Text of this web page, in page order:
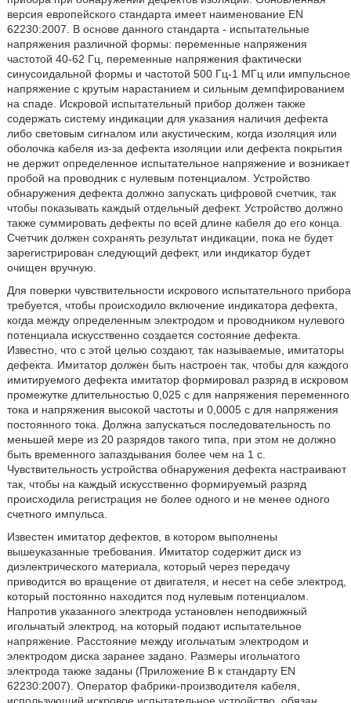
версия европейского стандарта имеет наименование EN
62230:2007. В основе данного стандарта - испытательные
напряжения различной формы: переменные напряжения
частотой 40-62 Гц, переменные напряжения фактически
синусоидальной формы и частотой 500 Гц-1 МГц или импульсное
напряжение с крутым нарастанием и сильным демпфированием
на спаде. Искровой испытательный прибор должен также
содержать систему индикации для указания наличия дефекта
либо световым сигналом или акустическим, когда изоляция или
оболочка кабеля из-за дефекта изоляции или дефекта покрытия
не держит определенное испытательное напряжение и возникает
пробой на проводник с нулевым потенциалом. Устройство
обнаружения дефекта должно запускать цифровой счетчик, так
чтобы показывать каждый отдельный дефект. Устройство должно
также суммировать дефекты по всей длине кабеля до его конца.
Счетчик должен сохранять результат индикации, пока не будет
зарегистрирован следующий дефект, или индикатор будет
очищен вручную.
Для поверки чувствительности искрового испытательного прибора
требуется, чтобы происходило включение индикатора дефекта,
когда между определенным электродом и проводником нулевого
потенциала искусственно создается состояние дефекта.
Известно, что с этой целью создают, так называемые, имитаторы
дефекта. Имитатор должен быть настроен так, чтобы для каждого
имитируемого дефекта имитатор формировал разряд в искровом
промежутке длительностью 0,025 с для напряжения переменного
тока и напряжения высокой частоты и 0,0005 с для напряжения
постоянного тока. Должна запускаться последовательность по
меньшей мере из 20 разрядов такого типа, при этом не должно
быть временного запаздывания более чем на 1 с.
Чувствительность устройства обнаружения дефекта настраивают
так, чтобы на каждый искусственно формируемый разряд
происходила регистрация не более одного и не менее одного
счетного импульса.
Известен имитатор дефектов, в котором выполнены
вышеуказанные требования. Имитатор содержит диск из
диэлектрического материала, который через передачу
приводится во вращение от двигателя, и несет на себе электрод,
который постоянно находится под нулевым потенциалом.
Напротив указанного электрода установлен неподвижный
игольчатый электрод, на который подают испытательное
напряжение. Расстояние между игольчатым электродом и
электродом диска заранее задано. Размеры игольчатого
электрода также заданы (Приложение В к стандарту EN
62230:2007). Оператор фабрики-производителя кабеля,